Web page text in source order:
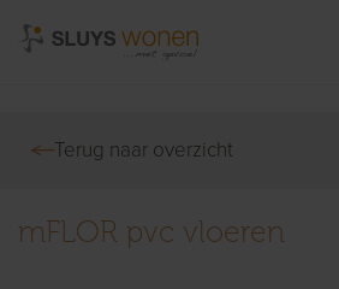
Terug naar overzicht
mFLOR pvc vloeren